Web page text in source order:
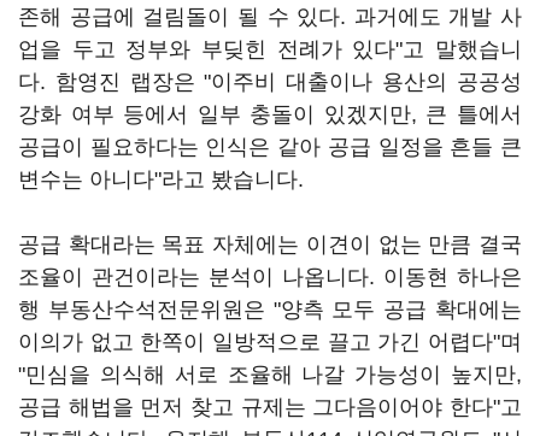
존해 공급에 걸림돌이 될 수 있다. 과거에도 개발 사
업을 두고 정부와 부딪힌 전례가 있다"고 말했습니
다. 함영진 랩장은 "이주비 대출이나 용산의 공공성
강화 여부 등에서 일부 충돌이 있겠지만, 큰 틀에서
공급이 필요하다는 인식은 같아 공급 일정을 흔들 큰
변수는 아니다"라고 봤습니다.
공급 확대라는 목표 자체에는 이견이 없는 만큼 결국
조율이 관건이라는 분석이 나옵니다. 이동현 하나은
행 부동산수석전문위원은 "양측 모두 공급 확대에는
이의가 없고 한쪽이 일방적으로 끌고 가긴 어렵다"며
"민심을 의식해 서로 조율해 나갈 가능성이 높지만,
공급 해법을 먼저 찾고 규제는 그다음이어야 한다"고